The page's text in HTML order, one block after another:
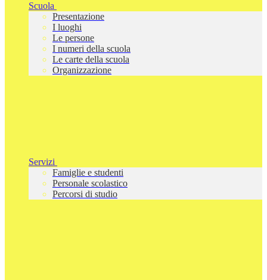
Scuola
Presentazione
I luoghi
Le persone
I numeri della scuola
Le carte della scuola
Organizzazione
Servizi
Famiglie e studenti
Personale scolastico
Percorsi di studio